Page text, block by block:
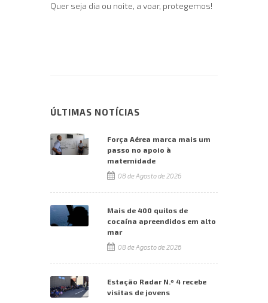
Quer seja dia ou noite, a voar, protegemos!
ÚLTIMAS NOTÍCIAS
Força Aérea marca mais um
passo no apoio à
maternidade
08 de Agosto de 2026
Mais de 400 quilos de
cocaína apreendidos em alto
mar
08 de Agosto de 2026
Estação Radar N.º 4 recebe
visitas de jovens